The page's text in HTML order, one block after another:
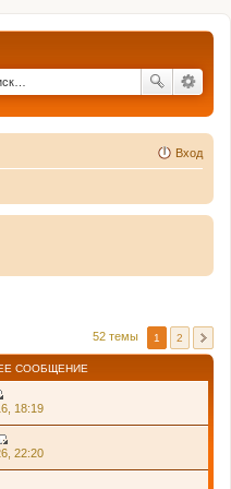
Вход
52 темы 1 2
СООБЩЕНИЕ
П
е
р
е
й
т
18:19
П
е
22:20